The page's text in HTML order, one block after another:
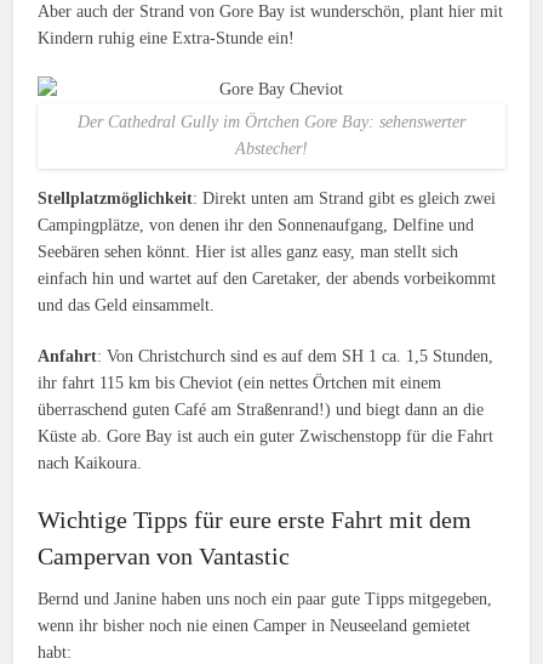
Aber auch der Strand von Gore Bay ist wunderschön, plant hier mit
Kindern ruhig eine Extra-Stunde ein!
Der Cathedral Gully im Örtchen Gore Bay: sehenswerter
Abstecher!
Stellplatzmöglichkeit: Direkt unten am Strand gibt es gleich zwei
Campingplätze, von denen ihr den Sonnenaufgang, Delfine und
Seebären sehen könnt. Hier ist alles ganz easy, man stellt sich
einfach hin und wartet auf den Caretaker, der abends vorbeikommt
und das Geld einsammelt.
Anfahrt: Von Christchurch sind es auf dem SH 1 ca. 1,5 Stunden,
ihr fahrt 115 km bis Cheviot (ein nettes Örtchen mit einem
überraschend guten Café am Straßenrand!) und biegt dann an die
Küste ab. Gore Bay ist auch ein guter Zwischenstopp für die Fahrt
nach Kaikoura.
Wichtige Tipps für eure erste Fahrt mit dem
Campervan von Vantastic
Bernd und Janine haben uns noch ein paar gute Tipps mitgegeben,
wenn ihr bisher noch nie einen Camper in Neuseeland gemietet
habt: